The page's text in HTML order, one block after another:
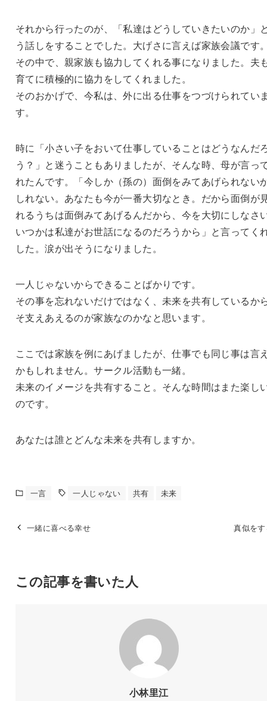
それから行ったのが、「私達はどうしていきたいのか」
う話しをすることでした。大げさに言えば家族会議です
その中で、親家族も協力してくれる事になりました。夫
育てに積極的に協力をしてくれました。
そのおかげで、今私は、外に出る仕事をつづけられてい
す。
時に「小さい子をおいて仕事していることはどうなんだ
う？」と迷うこともありましたが、そんな時、母が言っ
れたんです。「今しか（孫の）面倒をみてあげられない
しれない。あなたも今が一番大切なとき。だから面倒が
れるうちは面倒みてあげるんだから、今を大切にしなさ
いつかは私達がお世話になるのだろうから」と言ってく
した。涙が出そうになりました。
一人じゃないからできることばかりです。
その事を忘れないだけではなく、未来を共有しているか
そ支えあえるのが家族なのかなと思います。
ここでは家族を例にあげましたが、仕事でも同じ事は言
かもしれません。サークル活動も一緒。
未来のイメージを共有すること。そんな時間はまた楽し
のです。
あなたは誰とどんな未来を共有しますか。
一言 一人じゃない 共有 未来
一緒に喜べる幸せ 真似を
この記事を書いた人
小林里江